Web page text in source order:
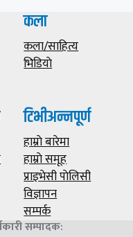
कला
कला/साहित्य
भिडियाे
टिभीअन्नपूर्ण
हाम्राे बारेमा
हाम्राे समूह
प्राइभेसी पाेलिसी
विज्ञापन
सम्पर्क
सम्पादक: